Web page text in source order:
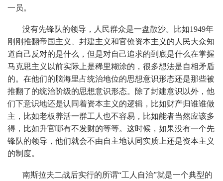
一员。
没有先锋队的领导，人民群众是一盘散沙。比如1949年
刚刚推翻帝国主义、封建主义和官僚资本主义的人民大众知
道自己反对的是什么，但是对自己追求的到底是什么在掌握
马克思主义以前实际上是稀里糊涂的，很多想法是自相矛盾
的。在他们的脑海里占统治地位的思想意识形态还是那些被
推翻了的统治阶级的思想意识形态。除了封建意识以外，他
们下意识地还是认同着资本主义的逻辑，比如财产归谁谁做
主，比如老板养活一群工人也不容易，比如能者当然应该多
得，比如升官哪有不发财的等等。这时候，如果没有一个先
锋队的领导，他们就会不由自主地认同实质上还是资本主义
的制度。
南斯拉夫二战后实行的所谓“工人自治”就是一个典型的